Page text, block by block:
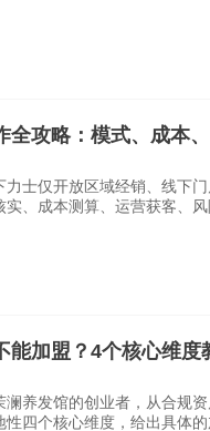
全攻略：模式、成本
力士仅开放区域经销、线下
实、成本测算、运营获客、
能加盟？4个核心维度
澜养发馆的创业者，从合规
性四个核心维度，给出具体